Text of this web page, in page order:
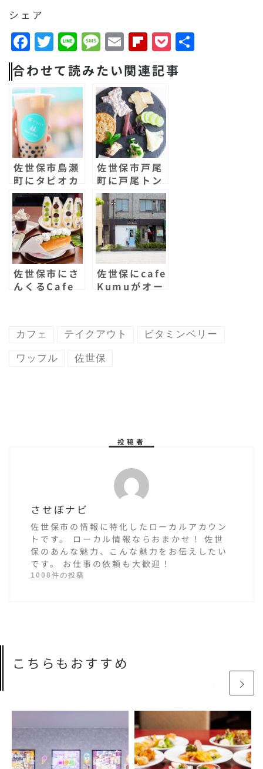
シェア
F
a
c
e
b
o
o
k
T
w
it
t
e
r
Li
n
e
M
e
s
s
a
g
e
E
m
a
il
F
li
p
b
o
a
r
d
P
o
c
合わせて読みたい関連記事
佐世保市島瀬
町にタピオカ
専門店「茶イ
ッパイ」がオ
ープン！
佐世保市戸尾
町に戸尾トン
ネルチーズシ
ョップ & ス
タンドカフェ
「なてゅ〜
る」がオープ
ン！
佐世保市にさ
んくるCafe
違うお店！フ
ルーツサンド
とマハロドッ
佐世保にcafe
Kumuがオー
世保初登場の
スイーツがあ
る韓国風カフ
カフェ テイクアウト ビタミンベリー
ワッフル 佐世保
投稿者
させぼナビ
佐世保市の情報に特化したローカルアカウン
トです。 ローカル情報ならおまかせ！ 佐世
保のあんな魅力、こんな魅力をお伝えしたい
です。 お仕事の依頼も大歓迎！
1008件の投稿
こちらもおすすめ